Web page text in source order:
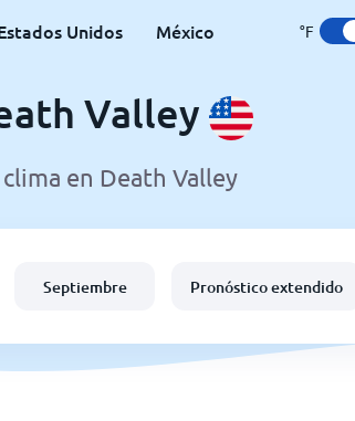
Unidos México °F
Valley
clima en Death Valley
Septiembre Pronóstico extendido